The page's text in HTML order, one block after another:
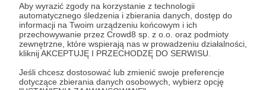
Aby wyrazić zgody na korzystanie z technologii
automatycznego śledzenia i zbierania danych, dostęp do
informacji na Twoim urządzeniu końcowym i ich
przechowywanie przez Crowd8 sp. z o.o. oraz podmioty
zewnętrzne, które wspierają nas w prowadzeniu działalności,
kliknij AKCEPTUJĘ I PRZECHODZĘ DO SERWISU.
Jeśli chcesz dostosować lub zmienić swoje preferencje
dotyczące zbierania danych osobowych, wybierz opcję